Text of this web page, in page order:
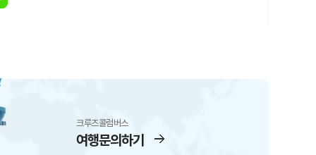
크루즈콜럼버스
여행문의하기